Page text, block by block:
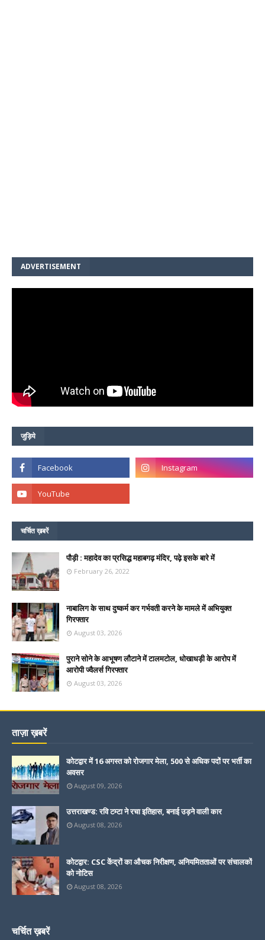
ADVERTISEMENT
जुड़िये
चर्चित ख़बरें
पौड़ी : महादेव का प्रसिद्ध महाबगढ़ मंदिर, पढ़े इसके बारे में
February 26, 2022
नाबालिग के साथ दुष्कर्म कर गर्भवती करने के मामले में अभियुक्त
गिरफ्तार
August 03, 2026
पुराने सोने के आभूषण लौटाने में टालमटोल, धोखाधड़ी के आरोप में
आरोपी ज्वैलर्स गिरफ्तार
August 03, 2026
ताज़ा ख़बरें
कोटद्वार में 16 अगस्त को रोजगार मेला, 500 से अधिक पदों पर भर्ती का
अवसर
August 09, 2026
उत्तराखण्ड: रवि टम्टा ने रचा इतिहास, बनाई उड़ने वाली कार
August 08, 2026
कोटद्वार: CSC केंद्रों का औचक निरीक्षण, अनियमितताओं पर संचालकों
को नोटिस
August 08, 2026
चर्चित ख़बरें